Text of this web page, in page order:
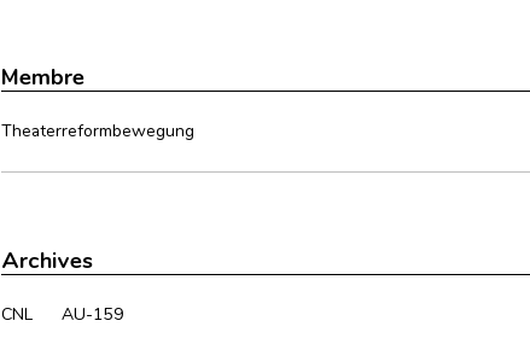
Membre
Theaterreformbewegung
Archives
CNL AU-159